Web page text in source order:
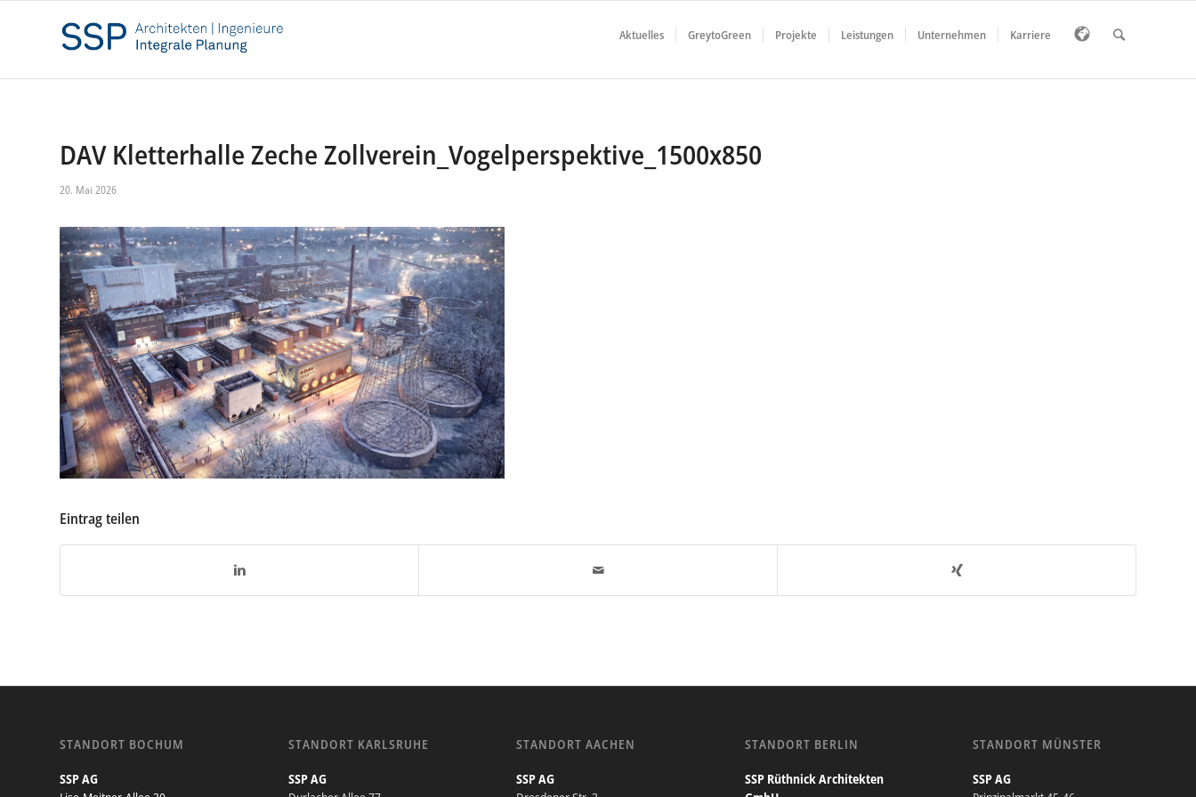
Aktuelles GreytoGreen Projekte Leistungen Unternehmen Karriere
DAV Kletterhalle Zeche Zollverein_Vogelperspektive_1500x850
20. Mai 2026
Eintrag teilen
STANDORT BOCHUM
SSP AG
STANDORT KARLSRUHE
SSP AG
STANDORT AACHEN
SSP AG
STANDORT BERLIN
SSP Rüthnick Architekten
STANDORT MÜNSTER
SSP AG